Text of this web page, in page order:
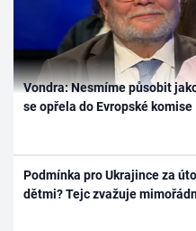
Vondra: Nesmíme působit
se opřela do Evropské komise
Podmínka pro Ukrajince za
dětmi? Tejc zvažuje